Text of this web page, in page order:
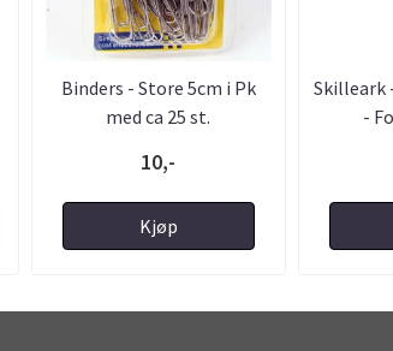
Binders - Store 5cm i Pk
med ca 25 st.
10,-
Kjøp
Skilleark
-